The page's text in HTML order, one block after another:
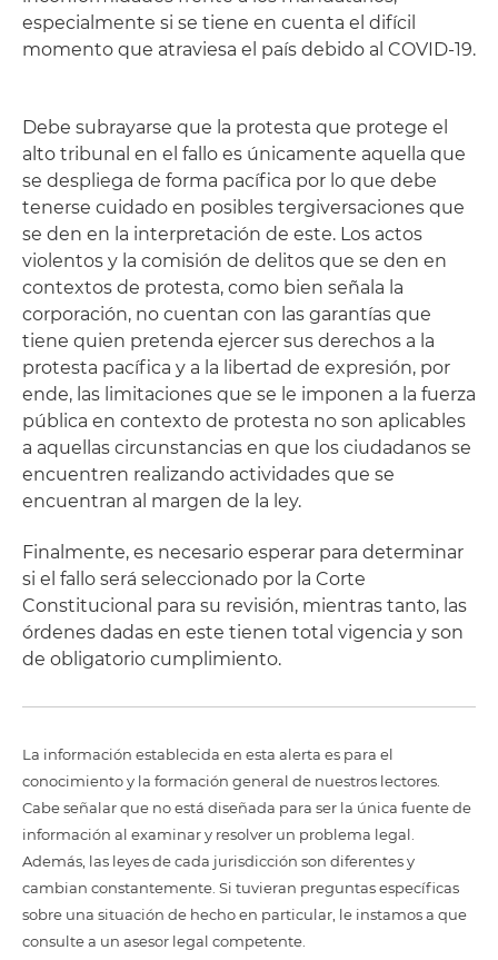
especialmente si se tiene en cuenta el difícil
momento que atraviesa el país debido al COVID-19.
Debe subrayarse que la protesta que protege el
alto tribunal en el fallo es únicamente aquella que
se despliega de forma pacífica por lo que debe
tenerse cuidado en posibles tergiversaciones que
se den en la interpretación de este. Los actos
violentos y la comisión de delitos que se den en
contextos de protesta, como bien señala la
corporación, no cuentan con las garantías que
tiene quien pretenda ejercer sus derechos a la
protesta pacífica y a la libertad de expresión, por
ende, las limitaciones que se le imponen a la fuerza
pública en contexto de protesta no son aplicables
a aquellas circunstancias en que los ciudadanos se
encuentren realizando actividades que se
encuentran al margen de la ley.
Finalmente, es necesario esperar para determinar
si el fallo será seleccionado por la Corte
Constitucional para su revisión, mientras tanto, las
órdenes dadas en este tienen total vigencia y son
de obligatorio cumplimiento.
La información establecida en esta alerta es para el
conocimiento y la formación general de nuestros lectores.
Cabe señalar que no está diseñada para ser la única fuente de
información al examinar y resolver un problema legal.
Además, las leyes de cada jurisdicción son diferentes y
cambian constantemente. Si tuvieran preguntas específicas
sobre una situación de hecho en particular, le instamos a que
consulte a un asesor legal competente.